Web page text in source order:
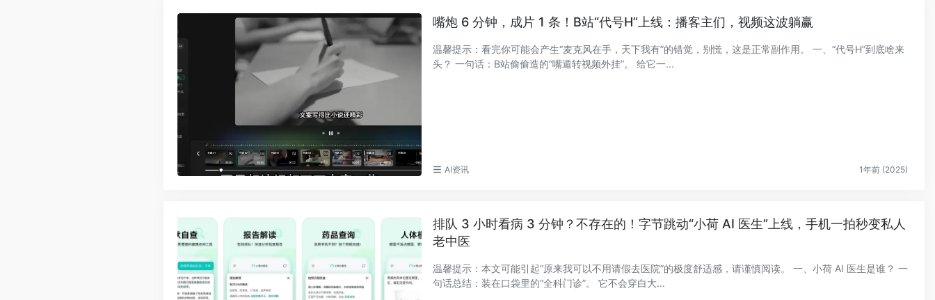
嘴炮 6 分钟，成片 1 条！B站“代号H”上线：播客主们，视频这波躺赢
温馨提示：看完你可能会产生“麦克风在手，天下我有”的错觉，别慌，这是正常副作用。 一、“代号H”到底啥来
头？ 一句话：B站偷偷造的“嘴遁转视频外挂”。 给它一...
AI资讯 1年前 (2025)
排队 3 小时看病 3 分钟？不存在的！字节跳动“小荷 AI 医生”上线，手机一拍秒变私人
老中医
温馨提示：本文可能引起“原来我可以不用请假去医院”的极度舒适感，请谨慎阅读。 一、小荷 AI 医生是谁？ 一
句话总结：装在口袋里的“全科门诊”。 它不会穿白大...